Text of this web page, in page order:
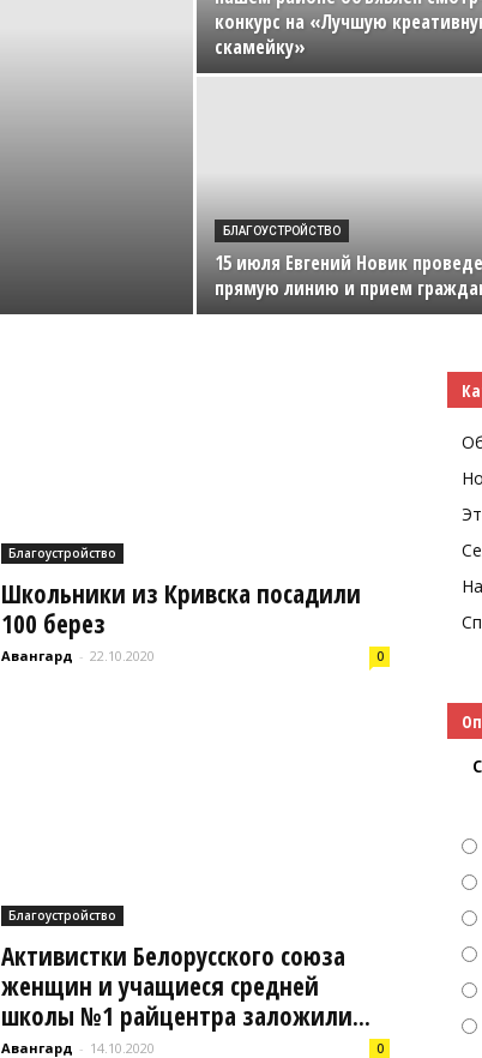
Газета
конкурс на «Лучшую
скамейку»
БЛАГОУСТРОЙСТВО
15 июля Евгений Новик
прямую линию и прием
Благоустройство
Школьники из Кривска посадили
100 берез
Авангард - 22.10.2020 0
Благоустройство
Активистки Белорусского союза
женщин и учащиеся средней
школы №1 райцентра заложили...
Авангард - 14.10.2020 0